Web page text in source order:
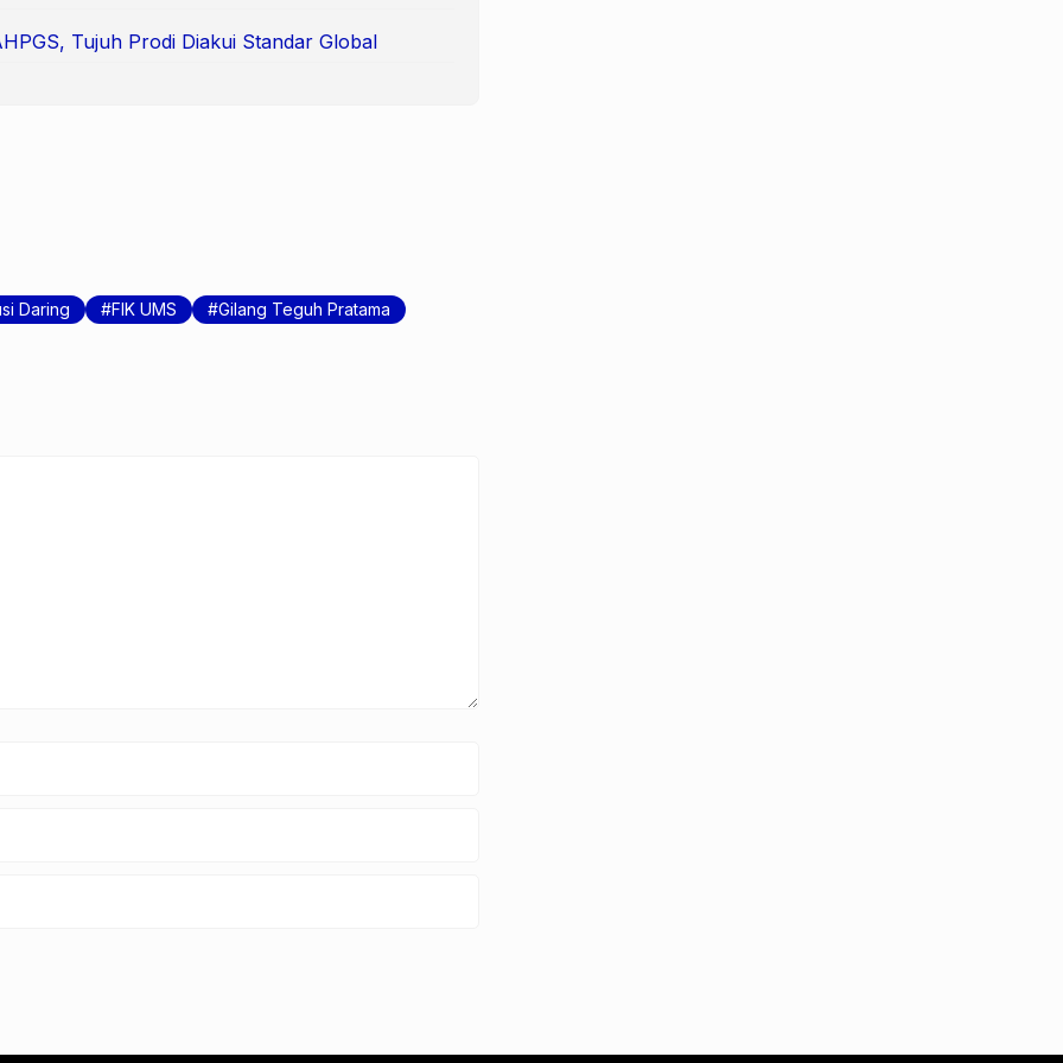
Tujuh Prodi Diakui Standar Global
Daring FIK UMS
Gilang Teguh Pratama